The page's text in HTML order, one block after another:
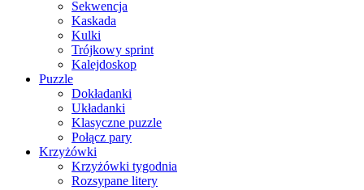
Sekwencja
Kaskada
Kulki
Trójkowy sprint
Kalejdoskop
Puzzle
Dokładanki
Układanki
Klasyczne puzzle
Połącz pary
Krzyżówki
Krzyżówki tygodnia
Rozsypane litery